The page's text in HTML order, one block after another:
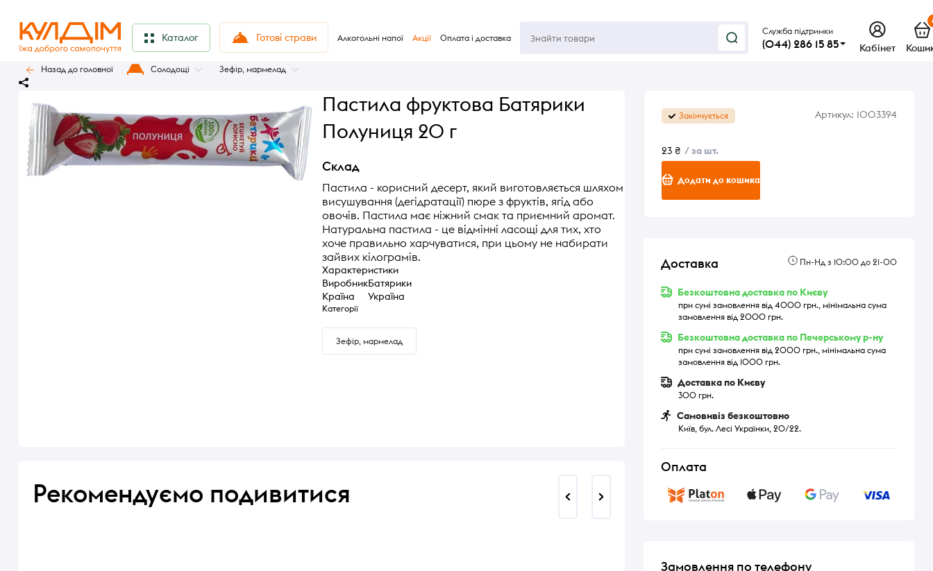
Каталог Готові страви Алкогольні напої Акції Оплата і доставка
Служба підтримки
(044) 286 15 85 Кабінет
Назад до головної Солодощі Зефір, мармелад
Пастила фруктова Батярики
Полуниця 20 г
Склад
Пастила - корисний десерт, який виготовляється шляхом
висушування (дегідратації) пюре з фруктів, ягід або
овочів. Пастила має ніжний смак та приємний аромат.
Натуральна пастила - це відмінні ласощі для тих, хто
хоче правильно харчуватися, при цьому не набирати
зайвих кілограмів.
Характеристики
ВиробникБатярики
Країна
Україна
Категорії
Зефір, мармелад
Рекомендуємо подивитися
Закінчується Артикул: 1003394
23 ₴ / за шт.
Додати до кошика
Доставка Пн-Нд з 10:00 до 21-00
Безкоштовна доставка по Києву
при сумі замовлення від 4000 грн., мінімальна сума
замовлення від 2000 грн.
Безкоштовна доставка по Печерському р-ну
при сумі замовлення від 2000 грн., мінімальна сума
замовлення від 1000 грн.
Доставка по Києву
300 грн.
Самовивіз безкоштовно
Київ, бул. Лесі Українки, 20/22.
Оплата
Замовлення по телефону